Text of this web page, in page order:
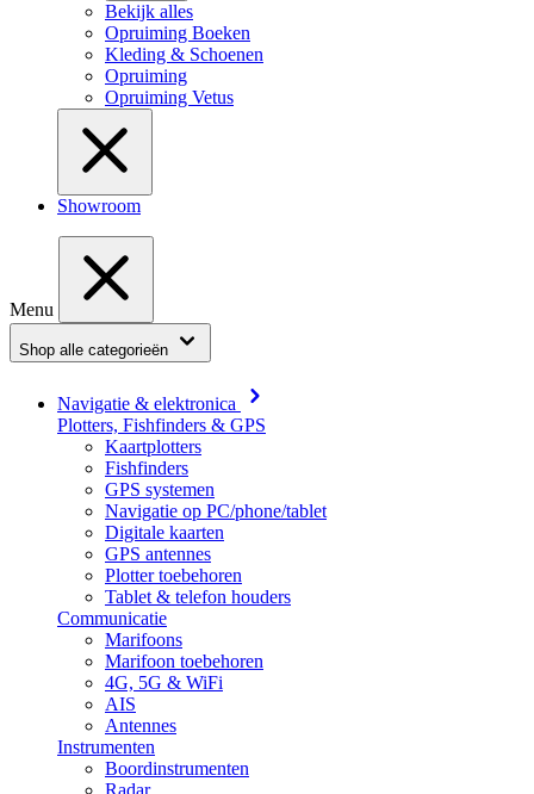
Bekijk alles
Opruiming Boeken
Kleding & Schoenen
Opruiming
Opruiming Vetus
Showroom
Menu
Shop alle categorieën
Navigatie & elektronica
Plotters, Fishfinders & GPS
Kaartplotters
Fishfinders
GPS systemen
Navigatie op PC/phone/tablet
Digitale kaarten
GPS antennes
Plotter toebehoren
Tablet & telefon houders
Communicatie
Marifoons
Marifoon toebehoren
4G, 5G & WiFi
AIS
Antennes
Instrumenten
Boordinstrumenten
Radar